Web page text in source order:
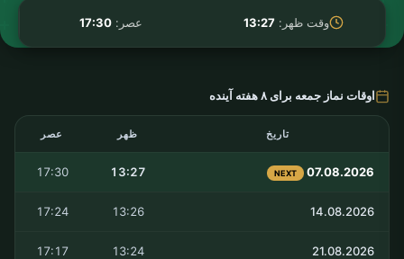
وقت ظهر: 13:27 عصر: 17:30
اوقات نماز جمعه برای ۸ هفته آینده
تاریخ ظهر عصر
07.08.2026
NEXT
13:27
17:30
14.08.2026
13:26
17:24
21.08.2026
13:24
17:17